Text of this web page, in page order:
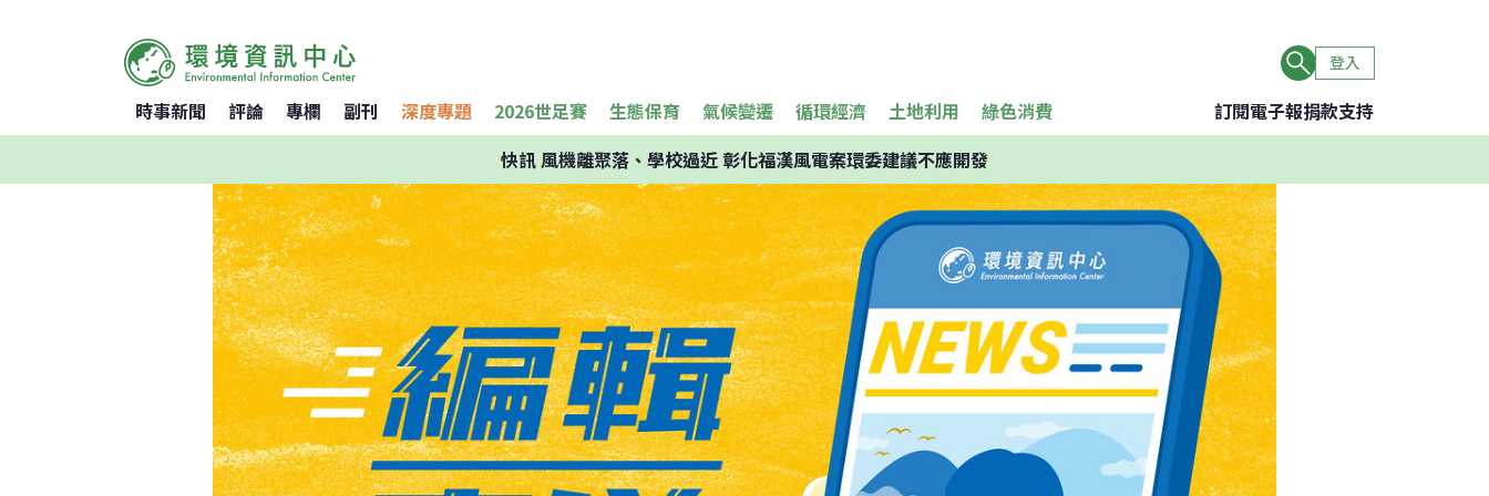
登入
時事新聞 評論 專欄 副刊 深度專題 2026世足賽 生態保育 氣候變遷 循環經濟 土地利用 綠色消費 訂閱電子報捐款支持
快訊風機離聚落、學校過近 彰化福漢風電案環委建議不應開發